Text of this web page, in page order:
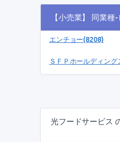
【小売業】 同業
エンチョー(8208)
ＳＦＰホールディング
光フードサービス